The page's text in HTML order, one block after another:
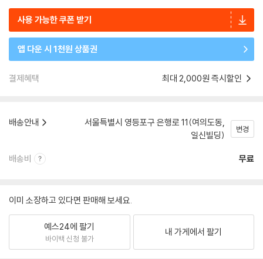
사용 가능한 쿠폰 받기
앱 다운 시 1천원 상품권
결제혜택 최대 2,000원 즉시할인
배송안내
서울특별시 영등포구 은행로 11(여의도동,
일신빌딩)
변경
배송비 무료
이미 소장하고 있다면 판매해 보세요.
예스24에 팔기
바이백 신청 불가
내 가게에서 팔기